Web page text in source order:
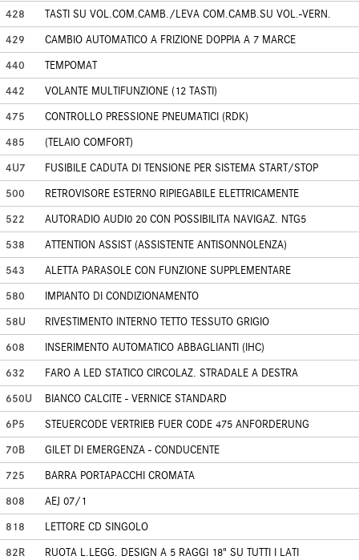
428
TASTI SU VOL.COM.CAMB./LEVA COM.CAMB.SU VOL.-VERN.
429
CAMBIO AUTOMATICO A FRIZIONE DOPPIA A 7 MARCE
440
TEMPOMAT
442
VOLANTE MULTIFUNZIONE (12 TASTI)
475
CONTROLLO PRESSIONE PNEUMATICI (RDK)
485
(TELAIO COMFORT)
4U7
FUSIBILE CADUTA DI TENSIONE PER SISTEMA START/STOP
500
RETROVISORE ESTERNO RIPIEGABILE ELETTRICAMENTE
522
AUTORADIO AUDI0 20 CON POSSIBILITA NAVIGAZ. NTG5
538
ATTENTION ASSIST (ASSISTENTE ANTISONNOLENZA)
543
ALETTA PARASOLE CON FUNZIONE SUPPLEMENTARE
580
IMPIANTO DI CONDIZIONAMENTO
58U
RIVESTIMENTO INTERNO TETTO TESSUTO GRIGIO
608
INSERIMENTO AUTOMATICO ABBAGLIANTI (IHC)
632
FARO A LED STATICO CIRCOLAZ. STRADALE A DESTRA
650U
BIANCO CALCITE - VERNICE STANDARD
6P5
STEUERCODE VERTRIEB FUER CODE 475 ANFORDERUNG
70B
GILET DI EMERGENZA - CONDUCENTE
725
BARRA PORTAPACCHI CROMATA
808
AEJ 07/1
818
LETTORE CD SINGOLO
82R
RUOTA L.LEGG. DESIGN A 5 RAGGI 18" SU TUTTI I LATI